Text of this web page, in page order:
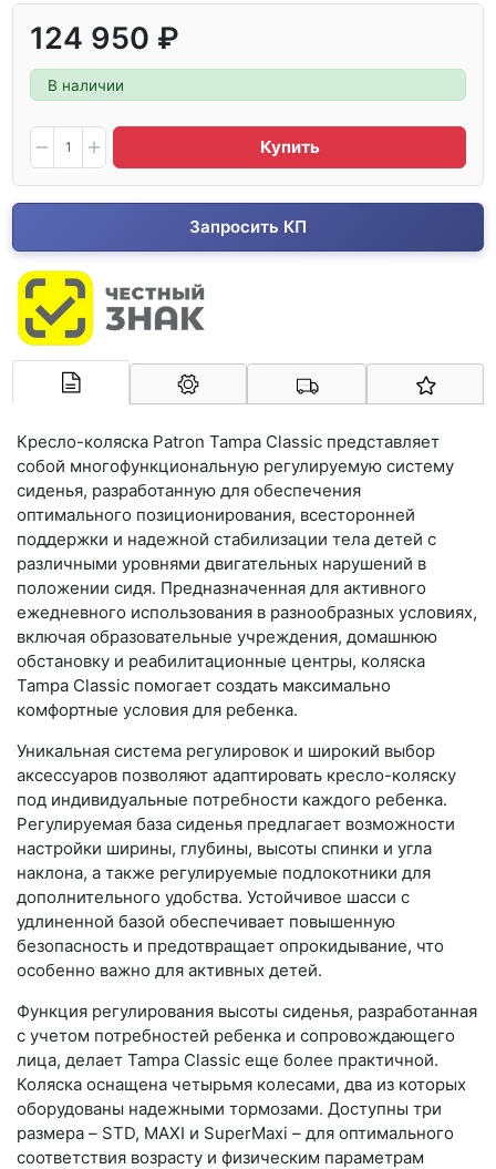
124 950 ₽
В наличии
Купить
Запросить КП
Кресло-коляска Patron Tampa Classic представляет
собой многофункциональную регулируемую систему
сиденья, разработанную для обеспечения
оптимального позиционирования, всесторонней
поддержки и надежной стабилизации тела детей с
различными уровнями двигательных нарушений в
положении сидя. Предназначенная для активного
ежедневного использования в разнообразных условиях,
включая образовательные учреждения, домашнюю
обстановку и реабилитационные центры, коляска
Tampa Classic помогает создать максимально
комфортные условия для ребенка.
Уникальная система регулировок и широкий выбор
аксессуаров позволяют адаптировать кресло-коляску
под индивидуальные потребности каждого ребенка.
Регулируемая база сиденья предлагает возможности
настройки ширины, глубины, высоты спинки и угла
наклона, а также регулируемые подлокотники для
дополнительного удобства. Устойчивое шасси с
удлиненной базой обеспечивает повышенную
безопасность и предотвращает опрокидывание, что
особенно важно для активных детей.
Функция регулирования высоты сиденья, разработанная
с учетом потребностей ребенка и сопровождающего
лица, делает Tampa Classic еще более практичной.
Коляска оснащена четырьмя колесами, два из которых
оборудованы надежными тормозами. Доступны три
размера – STD, MAXI и SuperMaxi – для оптимального
соответствия возрасту и физическим параметрам